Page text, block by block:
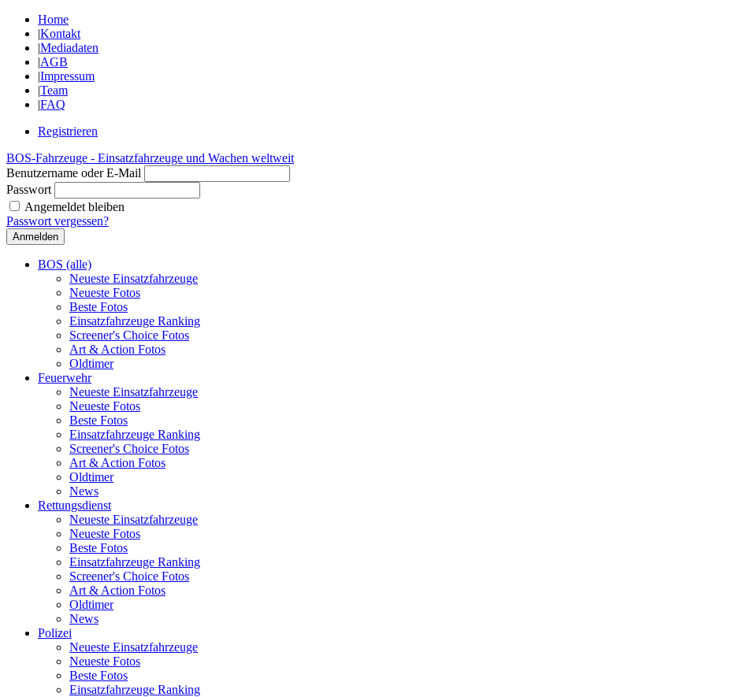
Home
|Kontakt
|Mediadaten
|AGB
|Impressum
|Team
|FAQ
Registrieren
BOS-Fahrzeuge - Einsatzfahrzeuge und Wachen weltweit
Benutzername oder E-Mail
Passwort
Angemeldet bleiben
Passwort vergessen?
BOS (alle)
Neueste Einsatzfahrzeuge
Neueste Fotos
Beste Fotos
Einsatzfahrzeuge Ranking
Screener's Choice Fotos
Art & Action Fotos
Oldtimer
Feuerwehr
Neueste Einsatzfahrzeuge
Neueste Fotos
Beste Fotos
Einsatzfahrzeuge Ranking
Screener's Choice Fotos
Art & Action Fotos
Oldtimer
News
Rettungsdienst
Neueste Einsatzfahrzeuge
Neueste Fotos
Beste Fotos
Einsatzfahrzeuge Ranking
Screener's Choice Fotos
Art & Action Fotos
Oldtimer
News
Polizei
Neueste Einsatzfahrzeuge
Neueste Fotos
Beste Fotos
Einsatzfahrzeuge Ranking